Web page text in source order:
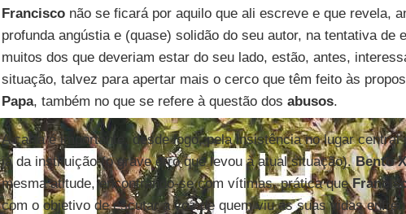
Francisconão se ficará por aquilo que ali escreve e que revela,
profunda angústia e (quase) solidão do seu autor, na tentativa de
muitos dos que deveriam estar do seu lado, estão, antes,
situação, talvez para apertar mais o cerco que têm feito às
Papa, também no que se refere à questão dos abusos.
A carta é importante, desde logo, pela insistência no lugar
já da instituição (o grave erro que levou à atual situação).Bento
mesma atitude, encontrando-se com vítimas, prática que
com o objetivo de escutar a voz de quem viu as suas vidas